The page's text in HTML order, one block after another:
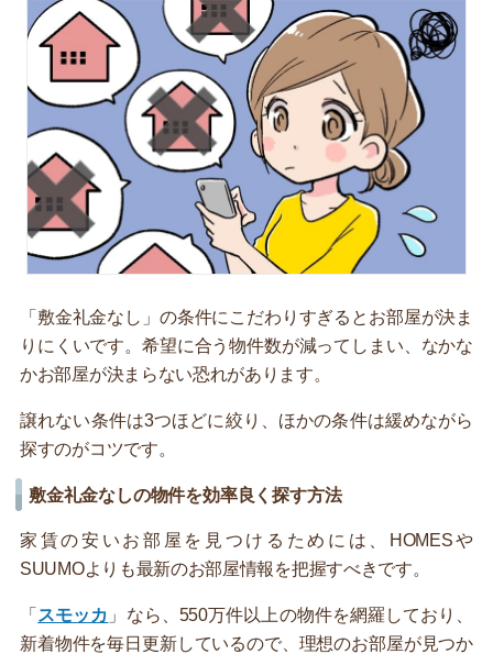
「敷金礼金なし」の条件にこだわりすぎるとお部屋が決ま
りにくいです。希望に合う物件数が減ってしまい、なかな
かお部屋が決まらない恐れがあります。
譲れない条件は3つほどに絞り、ほかの条件は緩めながら
探すのがコツです。
敷金礼金なしの物件を効率良く探す方法
家賃の安いお部屋を見つけるためには、HOMESや
SUUMOよりも最新のお部屋情報を把握すべきです。
「 スモッカ 」なら、550万件以上の物件を網羅しており、
新着物件を毎日更新しているので、理想のお部屋が見つか